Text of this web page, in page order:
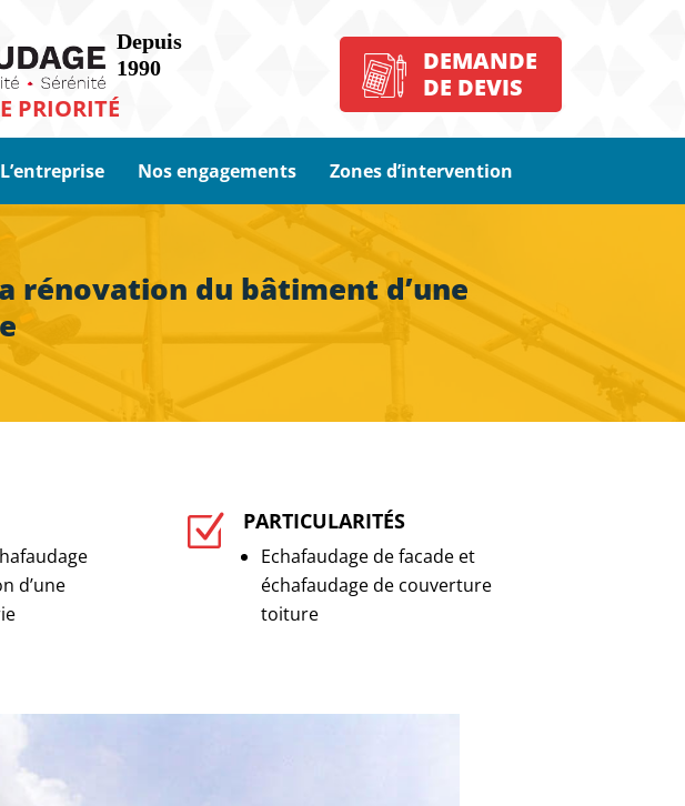
PRIORITÉ
DEMANDE
DE DEVIS
L’entreprise Nos engagements Zones d’intervention
rénovation du bâtiment d’une
d’une
Z PARTICULARITÉS
Echafaudage de facade et
échafaudage de couverture
toiture